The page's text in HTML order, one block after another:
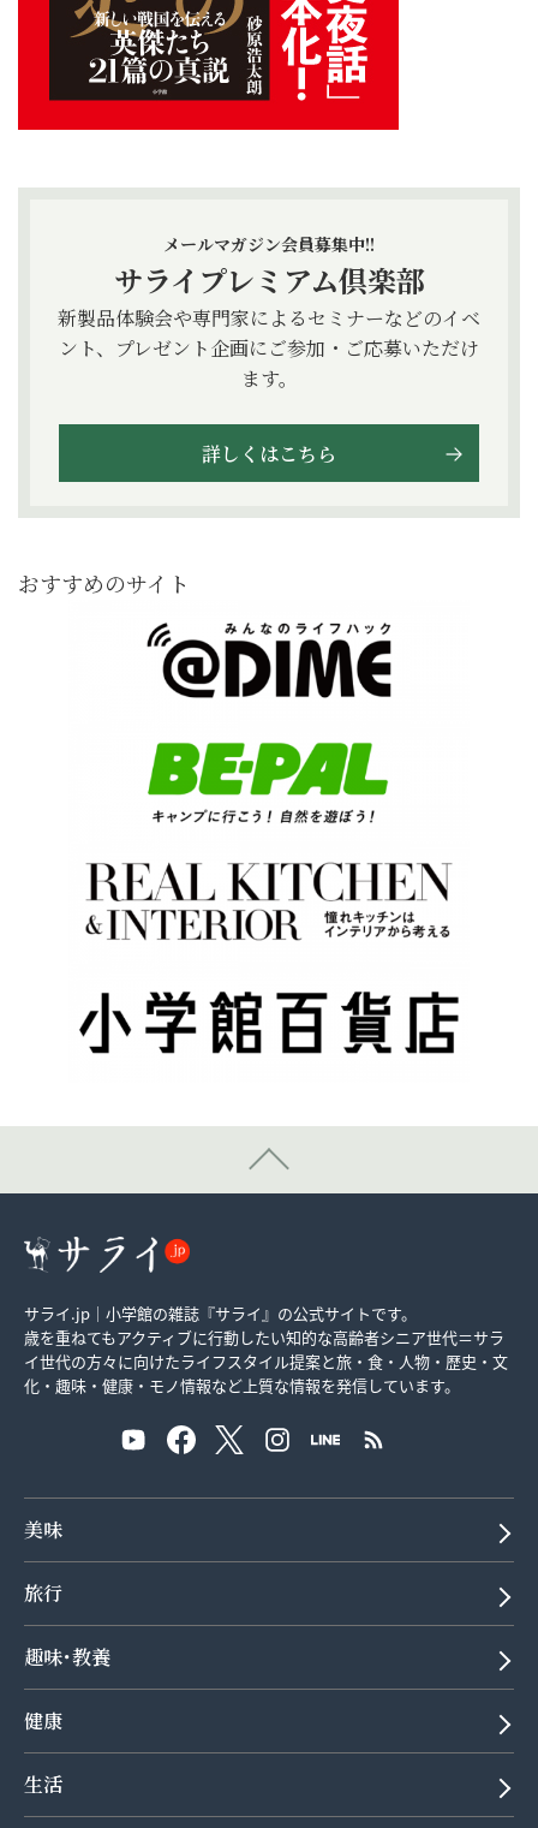
メールマガジン会員募集中!!
サライプレミアム倶楽部
新製品体験会や専門家によるセミナーなどのイベ
ント、プレゼント企画にご参加・ご応募いただけ
ます。
詳しくはこちら
おすすめのサイト
サライ.jp｜小学館の雑誌『サライ』の公式サイトです。
歳を重ねてもアクティブに行動したい知的な高齢者シニア世代＝サラ
イ世代の方々に向けたライフスタイル提案と旅・食・人物・歴史・文
化・趣味・健康・モノ情報など上質な情報を発信しています。
美味
旅行
趣味･教養
健康
生活